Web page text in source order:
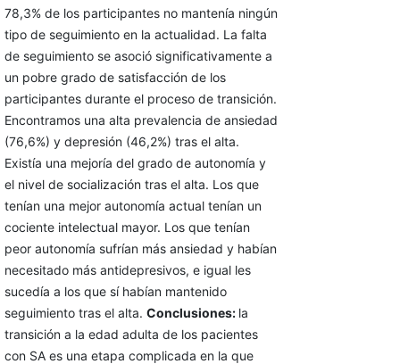
78,3% de los participantes no mantenía ningún
tipo de seguimiento en la actualidad. La falta
de seguimiento se asoció significativamente a
un pobre grado de satisfacción de los
participantes durante el proceso de transición.
Encontramos una alta prevalencia de ansiedad
(76,6%) y depresión (46,2%) tras el alta.
Existía una mejoría del grado de autonomía y
el nivel de socialización tras el alta. Los que
tenían una mejor autonomía actual tenían un
cociente intelectual mayor. Los que tenían
peor autonomía sufrían más ansiedad y habían
necesitado más antidepresivos, e igual les
sucedía a los que sí habían mantenido
seguimiento tras el alta. Conclusiones: la
transición a la edad adulta de los pacientes
con SA es una etapa complicada en la que